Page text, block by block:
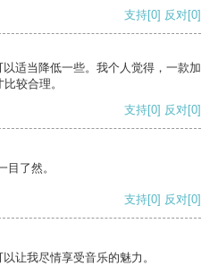
支持[0] 反对[0]
适当降低一些。我个人觉得，一款加
较合理。
支持[0] 反对[0]
了然。
支持[0] 反对[0]
让我尽情享受音乐的魅力。